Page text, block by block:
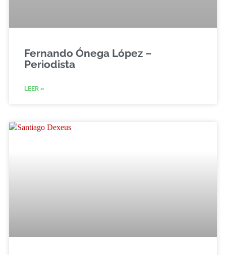
Fernando Ónega López –
Periodista
LEER »